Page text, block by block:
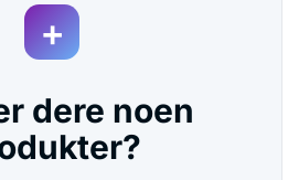
dere noen